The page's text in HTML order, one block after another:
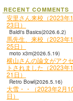
RECENT COMMENTS
安里さん来校（2023年
23日）
Baldi's Basics(2026.6.2)
馬先生、来校（2023年
25日）
moto x3m(2026.5.19)
横山さんの論文がアク
トされました（2023年
21日）
Retro Bowl(2026.5.16)
大雪・・（2023年2月
日）